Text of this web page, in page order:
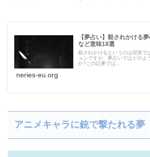
【夢占い】殺されかける
など意味18選
殺されかけるというのは現実で
ョンですが、夢占いではどのよ
か?この記事では...
neries-eu.org
アニメキャラに銃で撃たれる夢